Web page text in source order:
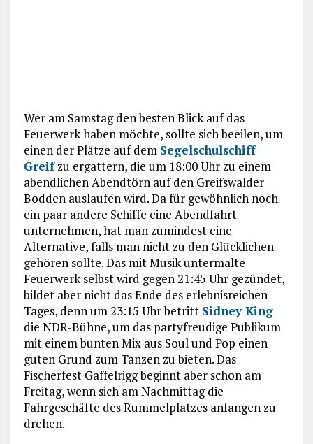
Wer am Samstag den besten Blick auf das
Feuerwerk haben möchte, sollte sich beeilen, um
einen der Plätze auf dem Segelschulschiff
Greifzu ergattern, die um 18:00 Uhr zu einem
abendlichen Abendtörn auf den Greifswalder
Bodden auslaufen wird. Da für gewöhnlich noch
ein paar andere Schiffe eine Abendfahrt
unternehmen, hat man zumindest eine
Alternative, falls man nicht zu den Glücklichen
gehören sollte. Das mit Musik untermalte
Feuerwerk selbst wird gegen 21:45 Uhr gezündet,
bildet aber nicht das Ende des erlebnisreichen
Tages, denn um 23:15 Uhr betritt Sidney King
die NDR-Bühne, um das partyfreudige Publikum
mit einem bunten Mix aus Soul und Pop einen
guten Grund zum Tanzen zu bieten. Das
Fischerfest Gaffelrigg beginnt aber schon am
Freitag, wenn sich am Nachmittag die
Fahrgeschäfte des Rummelplatzes anfangen zu
drehen.